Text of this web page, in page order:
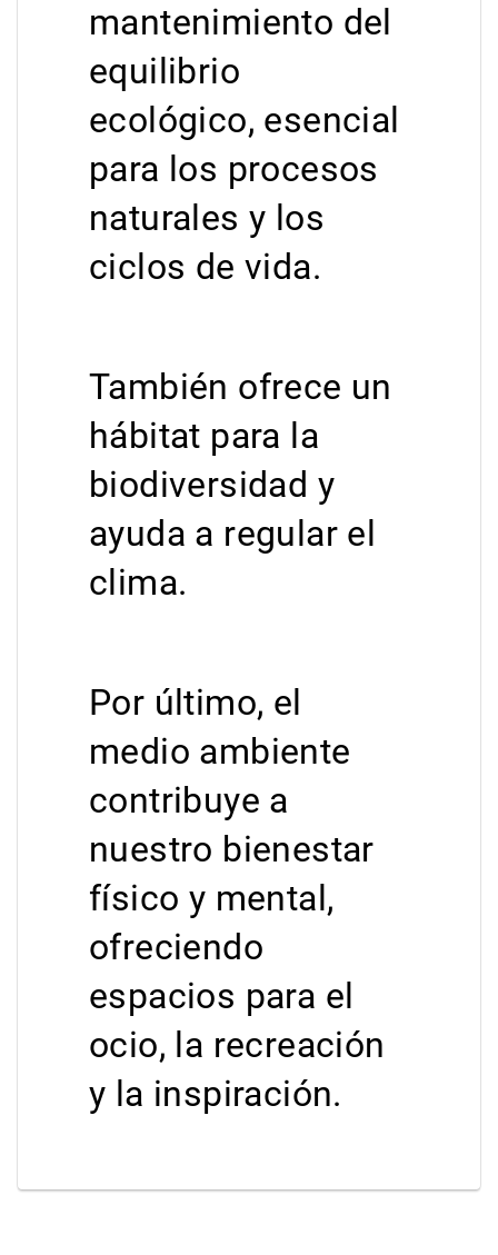
mantenimiento del
equilibrio
ecológico, esencial
para los procesos
naturales y los
ciclos de vida.
También ofrece un
hábitat para la
biodiversidad y
ayuda a regular el
clima.
Por último, el
medio ambiente
contribuye a
nuestro bienestar
físico y mental,
ofreciendo
espacios para el
ocio, la recreación
y la inspiración.